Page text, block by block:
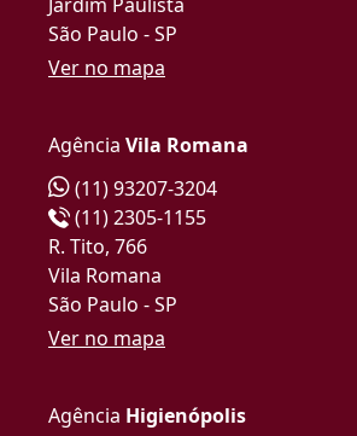
São Paulo - SP
Ver no mapa
Agência Vila Romana
(11) 93207-3204
(11) 2305-1155
R. Tito, 766
Vila Romana
São Paulo - SP
Ver no mapa
Agência Higienópolis